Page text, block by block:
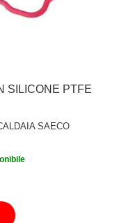
SILICONE PTFE
SAECO